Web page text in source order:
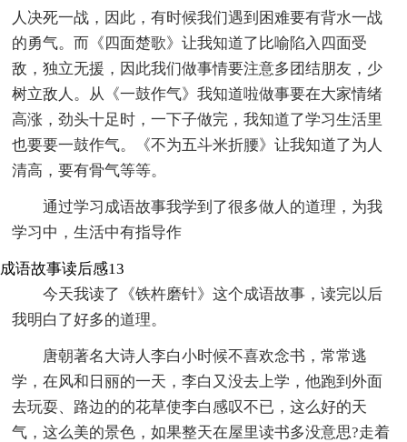
人决死一战，因此，有时候我们遇到困难要有背水一战
的勇气。而《四面楚歌》让我知道了比喻陷入四面受
敌，独立无援，因此我们做事情要注意多团结朋友，少
树立敌人。从《一鼓作气》我知道啦做事要在大家情绪
高涨，劲头十足时，一下子做完，我知道了学习生活里
也要要一鼓作气。《不为五斗米折腰》让我知道了为人
清高，要有骨气等等。
通过学习成语故事我学到了很多做人的道理，为我
学习中，生活中有指导作
成语故事读后感13
今天我读了《铁杵磨针》这个成语故事，读完以后
我明白了好多的道理。
唐朝著名大诗人李白小时候不喜欢念书，常常逃
学，在风和日丽的一天，李白又没去上学，他跑到外面
去玩耍、路边的的花草使李白感叹不已，这么好的天
气，这么美的景色，如果整天在屋里读书多没意思?走着